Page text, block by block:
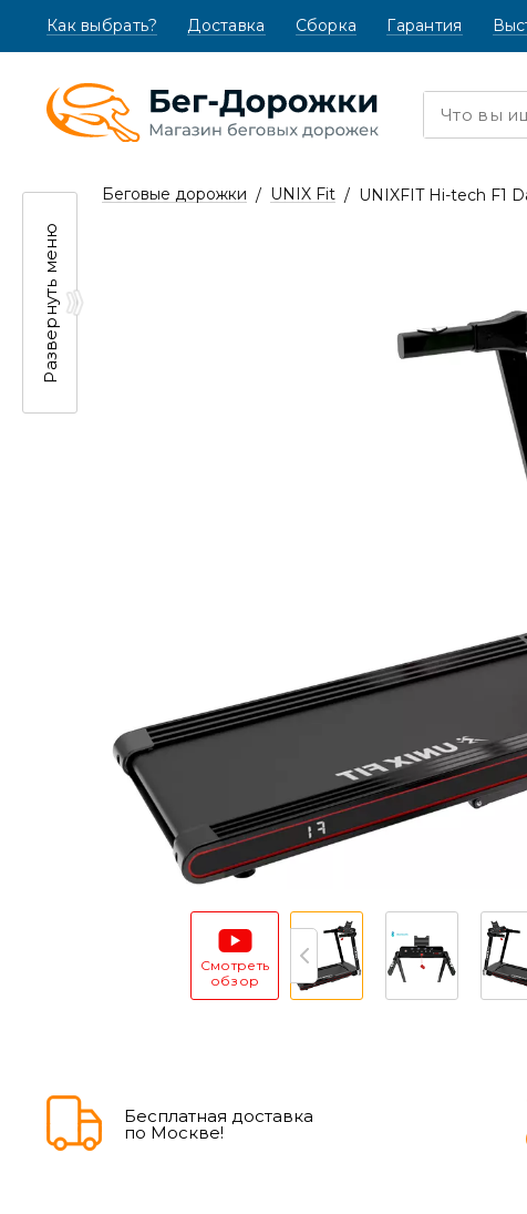
Как выбрать? (текущая)
Доставка Сборка Гарантия
Развернуть меню
Беговые дорожки UNIX Fit UNIXFIT Hi-tech F1
Смотреть
обзор
Бесплатная доставка
по Москве!